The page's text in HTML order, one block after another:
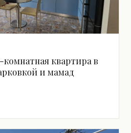
комнатная квартира в
и мамад